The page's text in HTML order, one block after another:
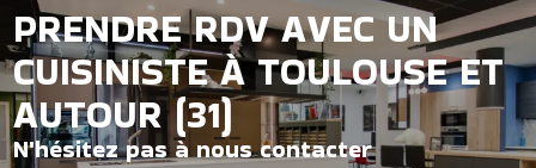
PRENDRE RDV AVEC UN
CUISINISTE À TOULOUSE ET
AUTOUR (31)
N'hésitez pas à nous contacter